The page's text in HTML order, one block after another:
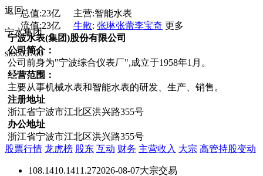
返回
宁水集团
sh:603700
总值:23亿 主营:智能水表
流值:23亿 牛散: 张琳张蕾李宝奇 更多
宁波水表(集团)股份有限公司
公司简介：
公司前身为"宁波综合仪表厂",成立于1958年1月。
经营范围：
主要从事机械水表和智能水表的研发、生产、销售。
注册地址
浙江省宁波市江北区洪兴路355号
办公地址
浙江省宁波市江北区洪兴路355号
股票行情 龙虎榜 股东 互动 财务 主营收入 大宗 高管持股变动
108.1410.1411.272026-08-07大宗交易